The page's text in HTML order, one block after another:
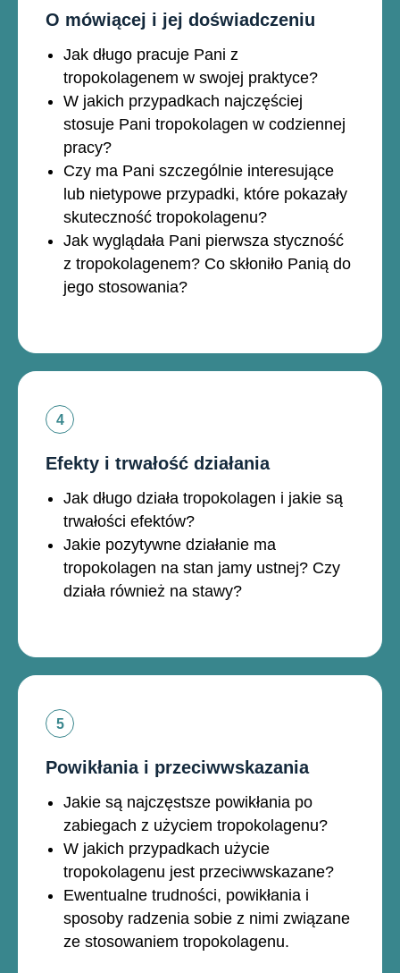
O mówiącej i jej doświadczeniu
Jak długo pracuje Pani z
tropokolagenem w swojej praktyce?
W jakich przypadkach najczęściej
stosuje Pani tropokolagen w codziennej
pracy?
Czy ma Pani szczególnie interesujące
lub nietypowe przypadki, które pokazały
skuteczność tropokolagenu?
Jak wyglądała Pani pierwsza styczność
z tropokolagenem? Co skłoniło Panią do
jego stosowania?
Efekty i trwałość działania
Jak długo działa tropokolagen i jakie są
trwałości efektów?
Jakie pozytywne działanie ma
tropokolagen na stan jamy ustnej? Czy
działa również na stawy?
Powikłania i przeciwwskazania
Jakie są najczęstsze powikłania po
zabiegach z użyciem tropokolagenu?
W jakich przypadkach użycie
tropokolagenu jest przeciwwskazane?
Ewentualne trudności, powikłania i
sposoby radzenia sobie z nimi związane
ze stosowaniem tropokolagenu.